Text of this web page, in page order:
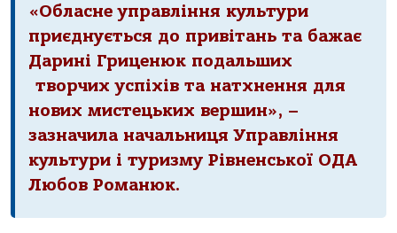
«Обласне управління культури
приєднується до привітань та бажає
Дарині Гриценюк подальших
творчих успіхів та натхнення для
нових мистецьких вершин», –
зазначила начальниця Управління
культури і туризму Рівненської ОДА
Любов Романюк.